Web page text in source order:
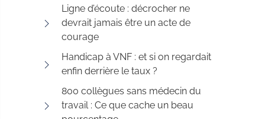
Ligne d’écoute : décrocher ne
devrait jamais être un acte de
courage
Handicap à VNF : et si on regardait
enfin derrière le taux ?
800 collègues sans médecin du
travail : Ce que cache un beau